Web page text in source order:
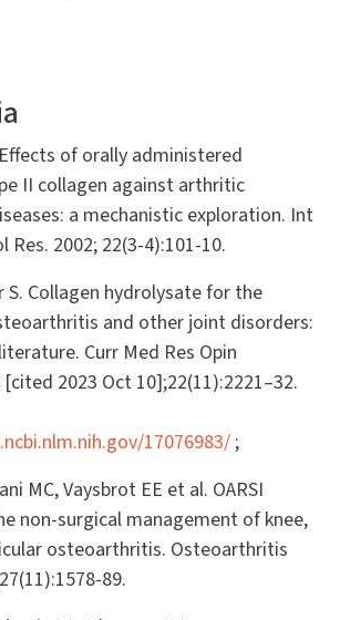
of orally administered
II collagen against arthritic
a mechanistic exploration. Int
Res. 2002; 22(3-4):101-10.
S. Collagen hydrolysate for the
and other joint disorders:
Curr Med Res Opin
2023 Oct 10];22(11):2221–32.
17076983/ ;
MC, Vaysbrot EE et al. OARSI
non-surgical management of knee,
osteoarthritis. Osteoarthritis
89.